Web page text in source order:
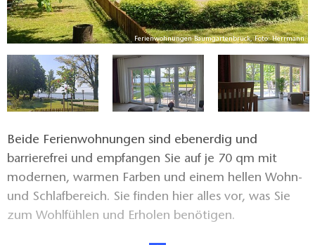
Ferienwohnungen Baumgartenbrück, Foto: Herrmann
Beide Ferienwohnungen sind ebenerdig und
barrierefrei und empfangen Sie auf je 70 qm mit
modernen, warmen Farben und einem hellen Wohn-
und Schlafbereich. Sie finden hier alles vor, was Sie
zum Wohlfühlen und Erholen benötigen.